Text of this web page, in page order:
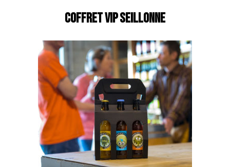
COFFRET VIP SEILLONNE